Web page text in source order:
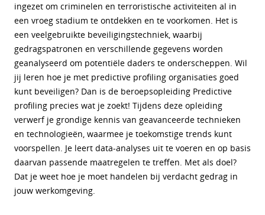
ingezet om criminelen en terroristische activiteiten al in
een vroeg stadium te ontdekken en te voorkomen. Het is
een veelgebruikte beveiligingstechniek, waarbij
gedragspatronen en verschillende gegevens worden
geanalyseerd om potentiële daders te onderscheppen. Wil
jij leren hoe je met predictive profiling organisaties goed
kunt beveiligen? Dan is de beroepsopleiding Predictive
profiling precies wat je zoekt! Tijdens deze opleiding
verwerf je grondige kennis van geavanceerde technieken
en technologieën, waarmee je toekomstige trends kunt
voorspellen. Je leert data-analyses uit te voeren en op basis
daarvan passende maatregelen te treffen. Met als doel?
Dat je weet hoe je moet handelen bij verdacht gedrag in
jouw werkomgeving.